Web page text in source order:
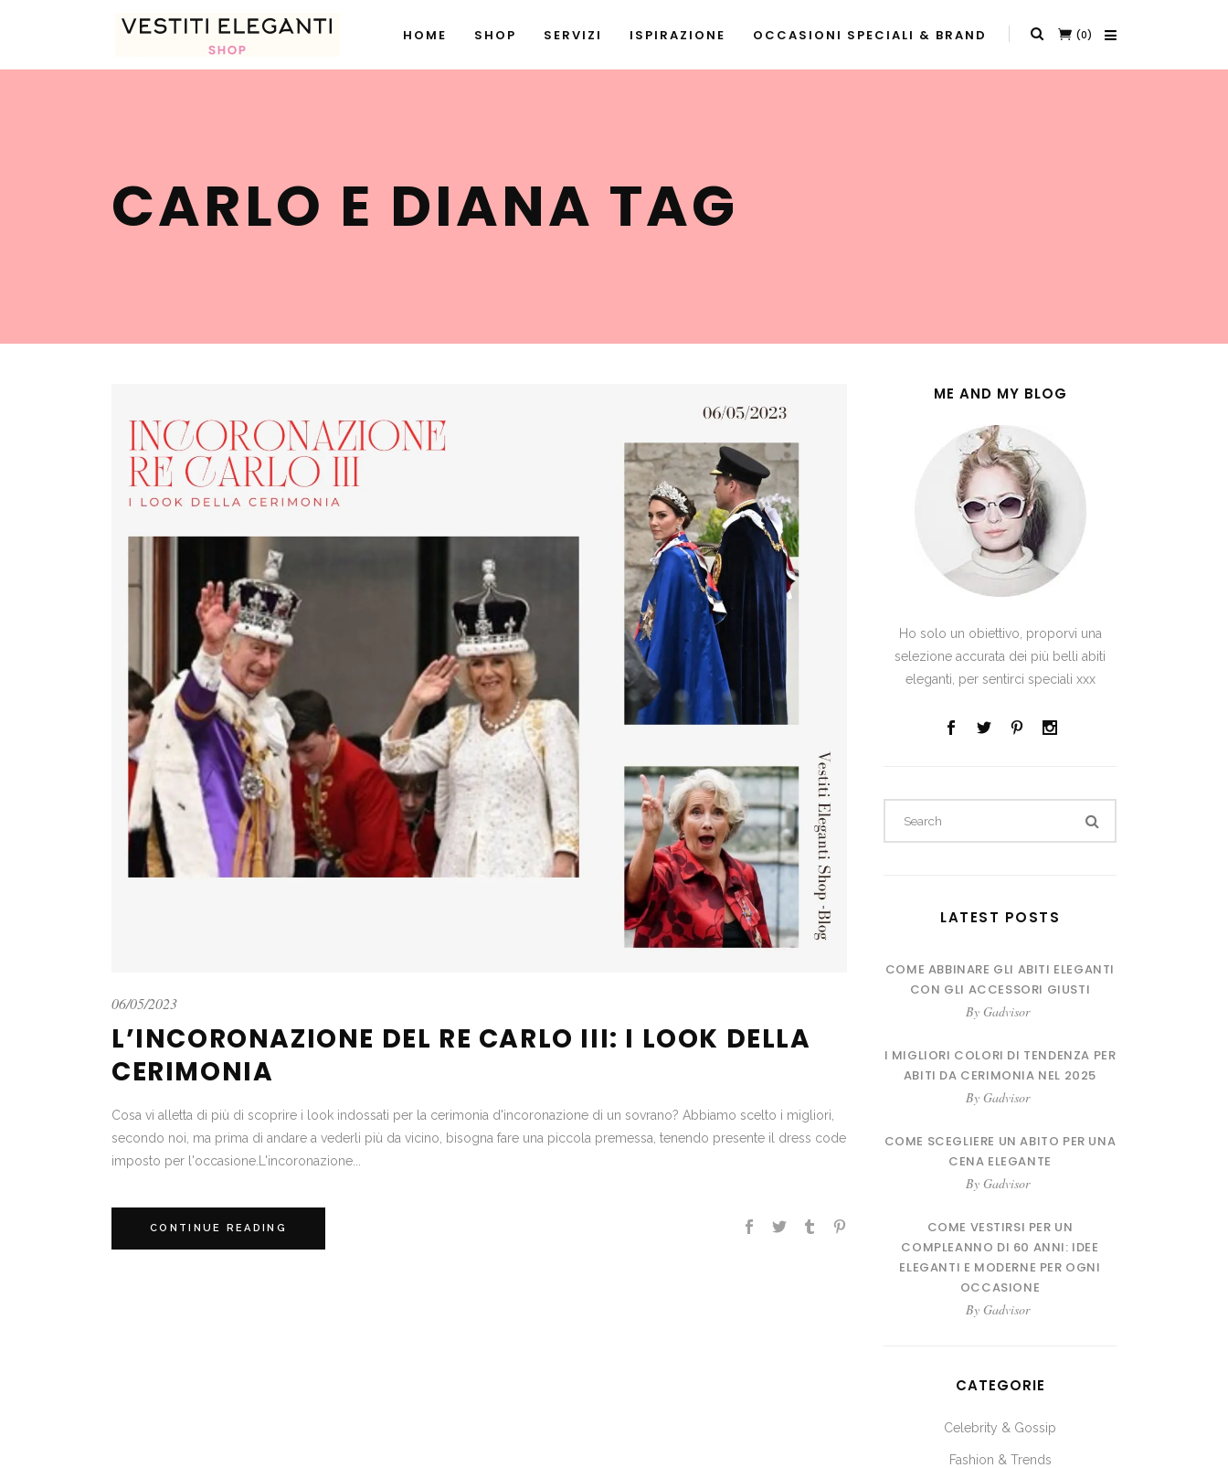
HOME SHOP SERVIZI ISPIRAZIONE OCCASIONI SPECIALI & BRAND (0)
CARLO E DIANA TAG
06/05/2023
L’INCORONAZIONE DEL RE CARLO III: I LOOK DELLA
CERIMONIA
Cosa vi alletta di più di scoprire i look indossati per la cerimonia d'incoronazione di un sovrano? Abbiamo scelto i migliori,
secondo noi, ma prima di andare a vederli più da vicino, bisogna fare una piccola premessa, tenendo presente il dress code
imposto per l'occasione.L'incoronazione...
CONTINUE READING
ME AND MY BLOG
Ho solo un obiettivo, proporvi una
selezione accurata dei più belli abiti
eleganti, per sentirci speciali xxx
LATEST POSTS
COME ABBINARE GLI ABITI ELEGANTI
CON GLI ACCESSORI GIUSTI
By Gadvisor
I MIGLIORI COLORI DI TENDENZA PER
ABITI DA CERIMONIA NEL 2025
By Gadvisor
COME SCEGLIERE UN ABITO PER UNA
CENA ELEGANTE
By Gadvisor
COME VESTIRSI PER UN
COMPLEANNO DI 60 ANNI: IDEE
ELEGANTI E MODERNE PER OGNI
OCCASIONE
By Gadvisor
CATEGORIE
Celebrity & Gossip
Fashion & Trends